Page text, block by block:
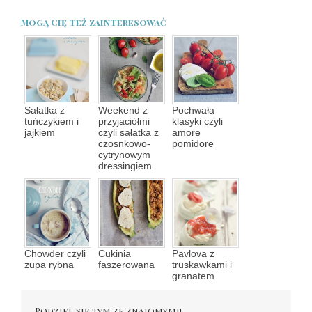
Mogą Cię też zainteresować
Sałatka z
tuńczykiem i
jajkiem
Weekend z
przyjaciółmi
czyli sałatka z
czosnkowo-
cytrynowym
dressingiem
Pochwała
klasyki czyli
amore
pomidore
Chowder czyli
zupa rybna
Cukinia
faszerowana
Pavlova z
truskawkami i
granatem